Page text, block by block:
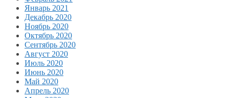
Январь 2021
Декабрь 2020
Ноябрь 2020
Октябрь 2020
Сентябрь 2020
Август 2020
Июль 2020
Июнь 2020
Май 2020
Апрель 2020